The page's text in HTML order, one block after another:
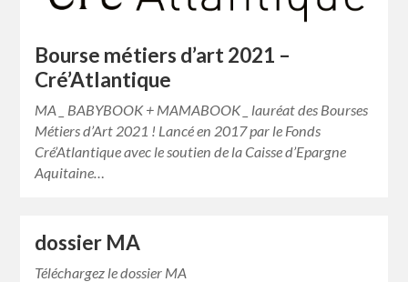
Bourse métiers d’art 2021 –
Cré’Atlantique
MA _ BABYBOOK + MAMABOOK _ lauréat des Bourses
Métiers d’Art 2021 ! Lancé en 2017 par le Fonds
Cré’Atlantique avec le soutien de la Caisse d’Epargne
Aquitaine…
dossier MA
Téléchargez le dossier MA